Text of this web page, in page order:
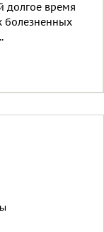
долгое время
болезненных